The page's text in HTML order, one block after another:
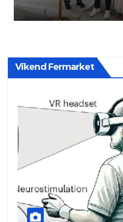
Vikend Fermarket